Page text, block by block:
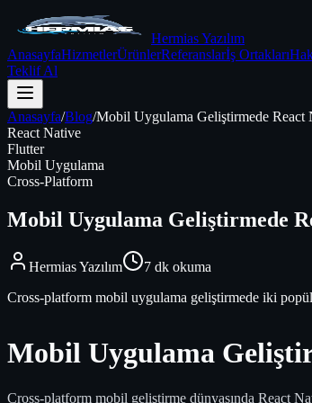
Hermias Yazılım
AnasayfaHizmetlerÜrünlerReferanslarİş Ortakları
Teklif Al
Anasayfa/Blog/Mobil Uygulama Geliştirmede React
React Native
Flutter
Mobil Uygulama
Cross-Platform
Mobil Uygulama Geliştirmede
Hermias Yazılım 7 dk okuma
Cross-platform mobil uygulama geliştirmede iki
Mobil Uygulama
Cross-platform mobil geliştirme dünyasında React